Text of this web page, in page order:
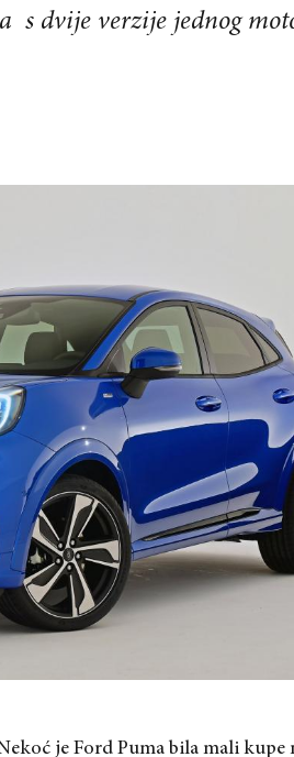
s dvije verzije jednog
je Ford Puma bila mali kupe